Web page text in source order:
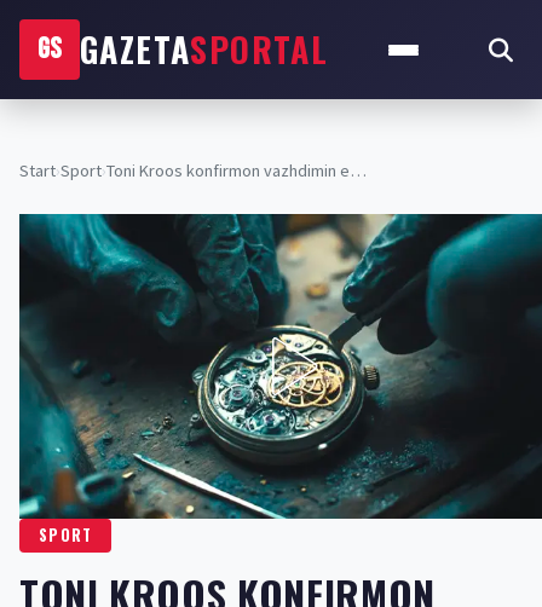
GS GAZETASPORTAL
Start›Sport›Toni Kroos konfirmon vazhdimin e…
SPORT
TONI KROOS KONFIRMON